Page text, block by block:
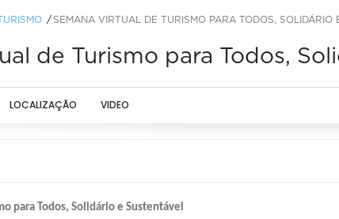
SEMANA VIRTUAL DE TURISMO PARA TODOS, SOLIDÁRIO
de Turismo para Todos,
LOCALIZAÇÃO VIDEO
para Todos, Solidário e Sustentável